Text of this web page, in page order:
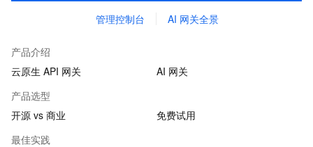
管理控制台 AI 网关全景
产品介绍
云原生 API 网关
AI 网关
产品选型
开源 vs 商业
免费试用
最佳实践